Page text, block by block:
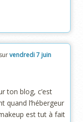
vendredi 7 juin
ton blog, c’est
quand l’hébergeur
est tut à fait